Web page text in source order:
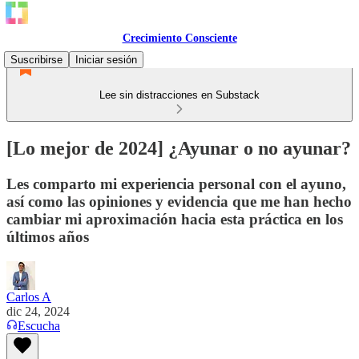
Crecimiento Consciente
Suscribirse
Iniciar sesión
Lee sin distracciones en Substack
[Lo mejor de 2024] ¿Ayunar o no ayunar?
Les comparto mi experiencia personal con el ayuno,
así como las opiniones y evidencia que me han hecho
cambiar mi aproximación hacia esta práctica en los
últimos años
Carlos A
dic 24, 2024
Escucha